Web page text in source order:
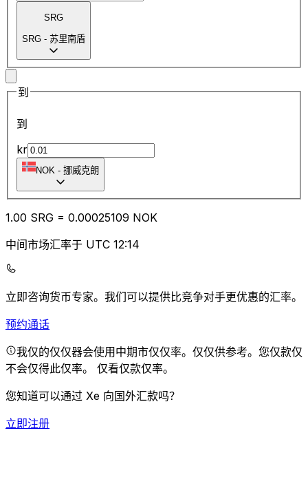
SRG
SRG - 苏里南盾
到
到
kr
NOK - 挪威克朗
1.00 SRG = 0.00025109 NOK
中间市场汇率于 UTC 12:14
立即咨询货币专家。 我们可以提供比竞争对手更优惠的汇率。
预约通话
我仅的仅仅器会使用中期市仅仅率。仅仅供参考。您仅款仅
不会仅得此仅率。 仅看仅款仅率。
您知道可以通过 Xe 向国外汇款吗？
立即注册